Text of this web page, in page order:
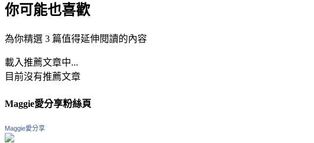
你可能也喜歡
為你精選 3 篇值得延伸閱讀的內容
載入推薦文章中...
目前沒有推薦文章
Maggie愛分享粉絲頁
Maggie愛分享